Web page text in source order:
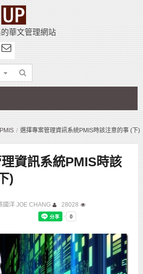
華文管理網站
選擇專案管理資訊系統PMIS時該注意的事 (下)
資訊系統PMIS時該
)
國洋 JOE CHANG 28028